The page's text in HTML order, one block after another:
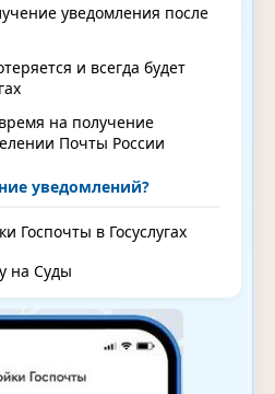
уведомления после
и всегда будет
на получение
Почты России
уведомлений?
Госпочты в Госуслугах
на Суды